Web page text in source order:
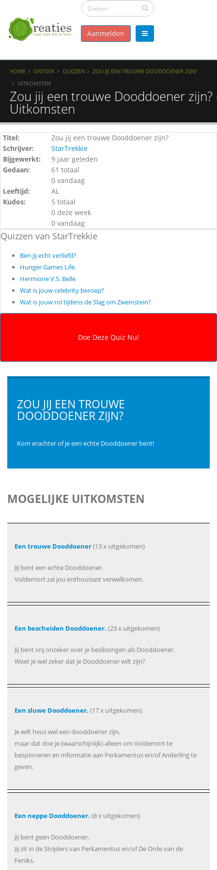
Aanmelden
HOME ONTDEK QUIZZEN
ZOU JIJ EEN TROUWE DOODDOENER ZIJN?
UITKOMSTEN
Zou jij een trouwe Dooddoener zijn?
Uitkomsten
Titel:
Zou jij een trouwe Dooddoener zijn?
Schrijver:
StarTrekkie
Bijgewerkt:
9 jaar geleden
Gedaan:
61 totaal
0 vandaag
Leeftijd:
AL
Kudos:
5 totaal
0 deze week
0 vandaag
Quizzen van StarTrekkie
Ben jij echt verliefd?
Hunger Games Life.
Hermione V.S. Belle
Wat is jouw celebrity beroep?
Wat is jouw rol tijdens de Slag om Zweinstein?
ZOU JIJ EEN TROUWE
DOODDOENER ZIJN?
Kom erachter of je een echte Dooddoener bent!
MOGELIJKE UITKOMSTEN
Een trouwe Dooddoener(13 x uitgekomen)
Jij bent een echte Dooddoener.
Voldemort zal jou enthousiast verwelkomen.
Een bescheiden Dooddoener. (23 x uitgekomen)
Jij bent vrij onzeker over je beslissingen als Dooddoener.
Weet je wel zeker dat je Dooddoener wilt zijn?
Een sluwe Dooddoener. (17 x uitgekomen)
Je wilt heus wel een dooddoener zijn,
maar dat doe je (waarschijnlijk) alleen om Voldemort te
bespioneren en informatie aan Perkamentus en/of Anderling te
geven.
Een neppe Dooddoener. (8 x uitgekomen)
Jij bent geen Dooddoener.
Jij zit in de Strijders van Perkamentus en/of De Orde van de
Feniks.